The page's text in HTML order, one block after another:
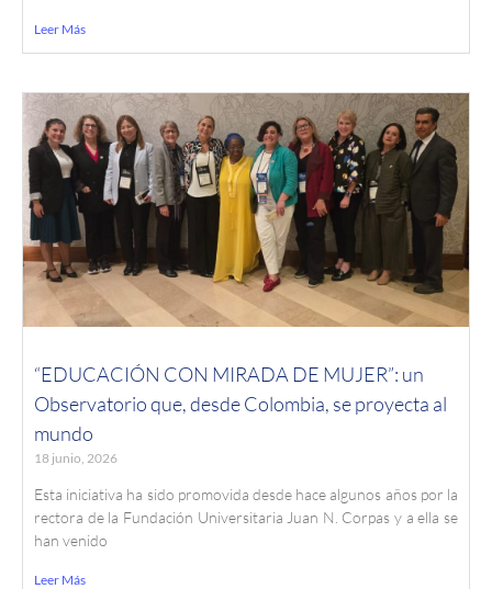
Leer Más
“EDUCACIÓN CON MIRADA DE MUJER”: un
Observatorio que, desde Colombia, se proyecta al
mundo
18 junio, 2026
Esta iniciativa ha sido promovida desde hace algunos años por la
rectora de la Fundación Universitaria Juan N. Corpas y a ella se
han venido
Leer Más